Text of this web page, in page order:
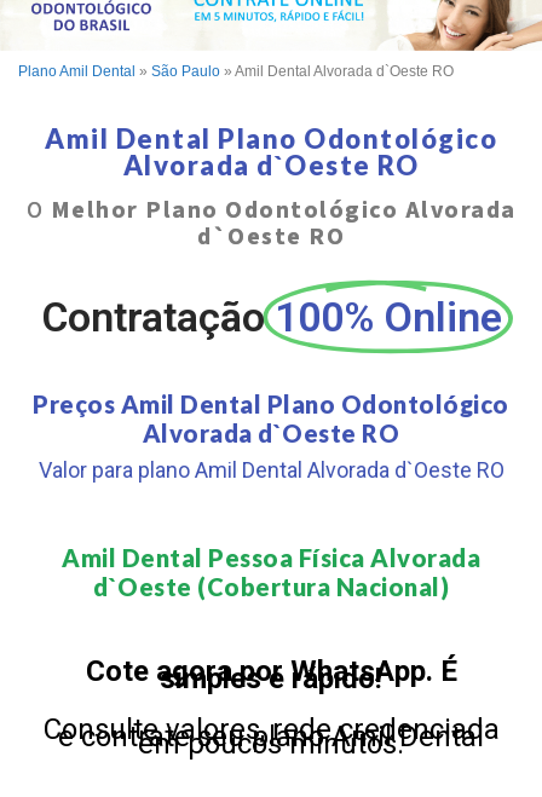
Plano Amil Dental » São Paulo » Amil Dental Alvorada d`Oeste RO
Amil Dental Plano Odontológico
Alvorada d`Oeste RO
O Melhor Plano Odontológico Alvorada
d`Oeste RO
Contratação 100% Online
Preços Amil Dental Plano Odontológico
Alvorada d`Oeste RO
Valor para plano Amil Dental Alvorada d`Oeste RO
Amil Dental Pessoa Física Alvorada
d`Oeste (Cobertura Nacional)​
Cote agora por WhatsApp. É
simples e rápido!
Consulte valores, rede credenciada
e contrate seu plano Amil Dental
em poucos minutos.